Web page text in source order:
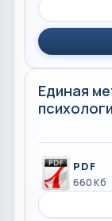
Единая
PDF
660 Кб